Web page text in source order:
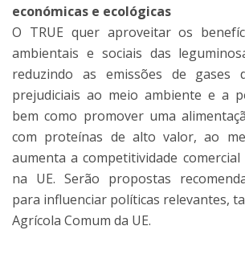
económicas e ecológicas
O TRUE quer aproveitar os
ambientais e sociais das
reduzindo as emissões de gases
prejudiciais ao meio ambiente e a
bem como promover uma
com proteínas de alto valor, ao
aumenta a competitividade
na UE. Serão propostas
para influenciar políticas relevantes,
Agrícola Comum da UE.